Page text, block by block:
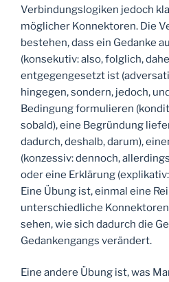
Verbindungslogiken jedoch
möglicher Konnektoren. Die
bestehen, dass ein Gedanke
(konsekutiv: also, folglich,
entgegengesetzt ist
hingegen, sondern, jedoch,
Bedingung formulieren
sobald), eine Begründung
dadurch, deshalb, darum),
(konzessiv: dennoch,
oder eine Erklärung
Eine Übung ist, einmal eine
unterschiedliche
sehen, wie sich dadurch die
Gedankengangs verändert.
Eine andere Übung ist, was